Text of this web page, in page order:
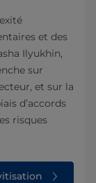
et des
Ilyukhin,
sur
et sur la
d’accords
risques